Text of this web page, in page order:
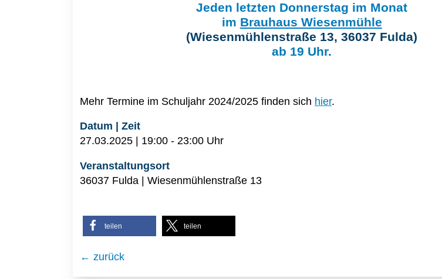
Jeden letzten Donnerstag im Monat
im Brauhaus Wiesenmühle
(Wiesenmühlenstraße 13, 36037 Fulda)
ab 19 Uhr.
Mehr Termine im Schuljahr 2024/2025 finden sich hier.
Datum | Zeit
27.03.2025 | 19:00 - 23:00 Uhr
Veranstaltungsort
36037 Fulda | Wiesenmühlenstraße 13
teilen teilen
← zurück